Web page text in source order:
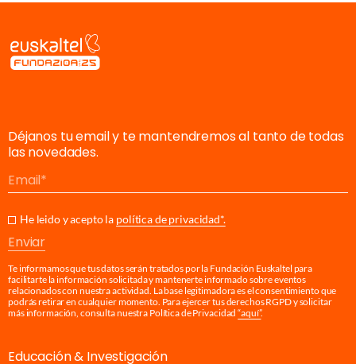
Educación & Investigación
Déjanos tu email y te mantendremos al tanto de todas
las novedades.
Email
He leido y acepto la política de privacidad*.
Enviar
Te informamos que tus datos serán tratados por la Fundación Euskaltel para
facilitarte la información solicitada y mantenerte informado sobre eventos
relacionados con nuestra actividad. La base legitimadora es el consentimiento que
podrás retirar en cualquier momento. Para ejercer tus derechos RGPD y solicitar
más información, consulta nuestra Política de Privacidad“aquí”.